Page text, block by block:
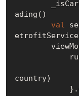
ading()
val
country)